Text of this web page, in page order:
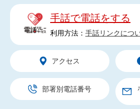
手話で電話をする
利用方法： 手話リンクにつ
アクセス
部署別電話番号